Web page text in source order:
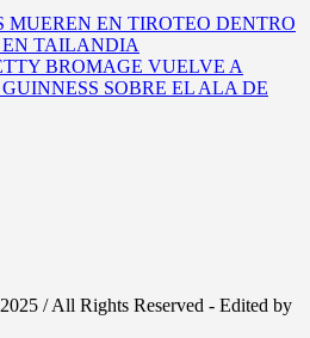
MUEREN EN TIROTEO DENTRO
TAILANDIA
BROMAGE VUELVE A
SOBRE EL ALA DE
/ All Rights Reserved - Edited by